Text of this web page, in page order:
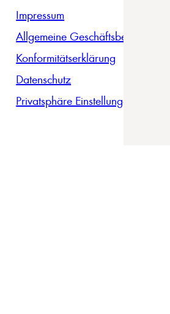
Impressum
Allgemeine Geschäftsbedingungen
Konformitätserklärung
Datenschutz
Privatsphäre Einstellungen